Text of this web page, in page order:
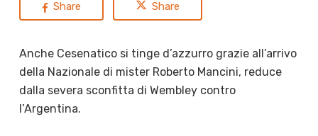
Share Share
Anche Cesenatico si tinge d’azzurro grazie all’arrivo
della Nazionale di mister Roberto Mancini, reduce
dalla severa sconfitta di Wembley contro
l’Argentina.